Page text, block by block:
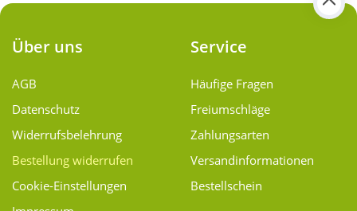
Über uns
AGB
Datenschutz
Widerrufsbelehrung
Bestellung widerrufen
Cookie-Einstellungen
Service
Häufige Fragen
Freiumschläge
Zahlungsarten
Versand­informationen
Bestellschein